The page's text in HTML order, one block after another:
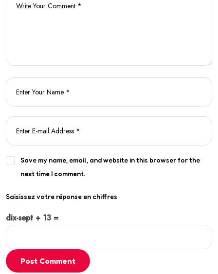
Save my name, email, and website in this browser for the
next time I comment.
Saisissez votre réponse en chiffres
dix-sept + 13 =
Post Comment